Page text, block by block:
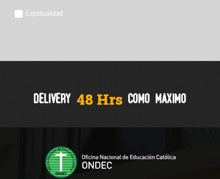
Espiritualidad
delivery 48 Hrs como maximo